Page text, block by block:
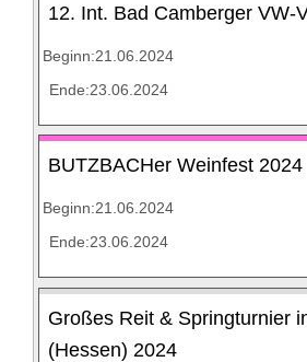
12. Int. Bad Camberger VW-
Beginn:21.06.2024
Ende:23.06.2024
BUTZBACHer Weinfest 2024
Beginn:21.06.2024
Ende:23.06.2024
Großes Reit & Springturnier
(Hessen) 2024